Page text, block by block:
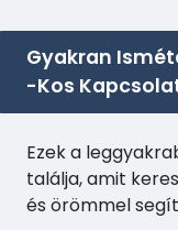
Gyakran
-Kos
Ezek a
találja, amit
és örömmel